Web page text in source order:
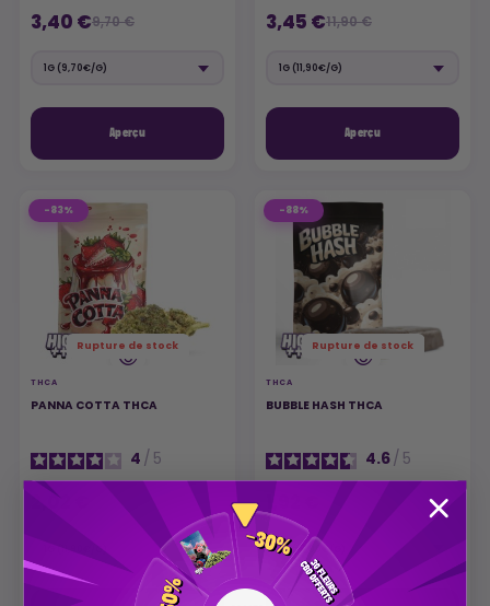
3,40 €9,70 €
Aperçu
3,45 €11,90 €
Aperçu
-83%
Rupture de stock
THCA
PANNA COTTA THCA
4 / 5
2,02 €
-88%
Rupture de stock
THCA
BUBBLE HASH THCA
4.6/ 5
1,92 €